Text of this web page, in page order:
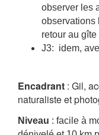
observer les
observations
retour au
J3: idem,
Encadrant : Gil,
naturaliste et
Niveau : facile à